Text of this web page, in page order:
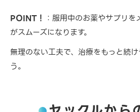
POINT！ ：服用中のお薬やサプリを
がスムーズになります。
無理のない工夫で、治療をもっと続
う。